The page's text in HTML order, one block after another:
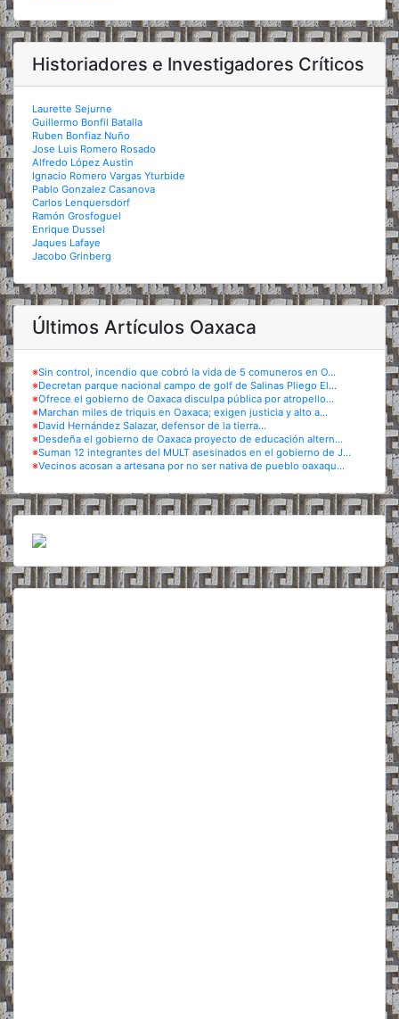
Historiadores e Investigadores Críticos
Laurette Sejurne
Guillermo Bonfil Batalla
Ruben Bonfiaz Nuño
Jose Luis Romero Rosado
Alfredo López Austin
Ignacio Romero Vargas Yturbide
Pablo Gonzalez Casanova
Carlos Lenquersdorf
Ramón Grosfoguel
Enrique Dussel
Jaques Lafaye
Jacobo Grinberg
Últimos Artículos Oaxaca
※Sin control, incendio que cobró la vida de 5 comuneros en O...
※Decretan parque nacional campo de golf de Salinas Pliego El...
※Ofrece el gobierno de Oaxaca disculpa pública por atropello...
※Marchan miles de triquis en Oaxaca; exigen justicia y alto a...
※David Hernández Salazar, defensor de la tierra...
※Desdeña el gobierno de Oaxaca proyecto de educación altern...
※Suman 12 integrantes del MULT asesinados en el gobierno de J...
※Vecinos acosan a artesana por no ser nativa de pueblo oaxaqu...